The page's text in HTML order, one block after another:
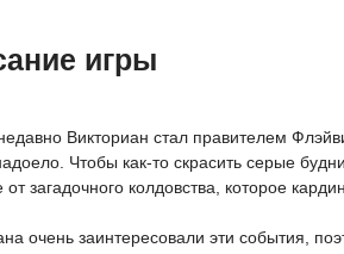
игры
Викториан стал правителем
Чтобы как-то скрасить серые
от загадочного колдовства, которое
очень заинтересовали эти события,